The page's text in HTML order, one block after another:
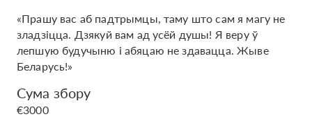
«Прашу вас аб падтрымцы, таму што сам я магу не
зладзіцца. Дзякуй вам ад усёй душы! Я веру ў
лепшую будучыню і абяцаю не здавацца. Жыве
Беларусь!»
Сума збору
€3000